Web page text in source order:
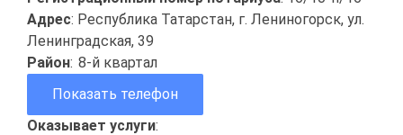
Адрес: Республика Татарстан, г. Лениногорск, ул.
Ленинградская, 39
Район: 8-й квартал
Показать телефон
Оказывает услуги: